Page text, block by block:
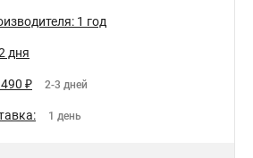
1 год
дня
₽ 2-3 дней
1 день